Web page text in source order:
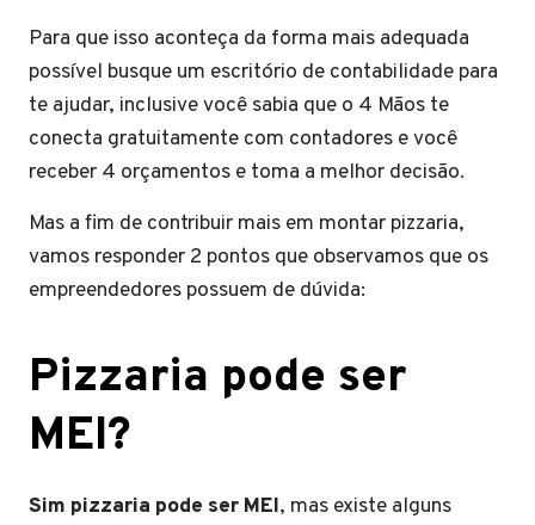
Para que isso aconteça da forma mais adequada
possível busque um escritório de contabilidade para
te ajudar, inclusive você sabia que o 4 Mãos te
conecta gratuitamente com contadores e você
receber 4 orçamentos e toma a melhor decisão.
Mas a fim de contribuir mais em montar pizzaria,
vamos responder 2 pontos que observamos que os
empreendedores possuem de dúvida:
Pizzaria pode ser
MEI?
Sim pizzaria pode ser MEI, mas existe alguns